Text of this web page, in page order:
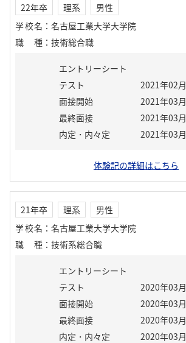
22年卒 理系
男性
学校名 ： 名古屋工業大学大学院
職種 ： 技術総合職
エントリーシート
テスト
2021年02月
面接開始
2021年03月
最終面接
2021年03月
内定・内々定
2021年03月
体験記の詳細はこちら
21年卒 理系
男性
学校名 ： 名古屋工業大学大学院
職種 ： 技術系総合職
エントリーシート
テスト
2020年03月
面接開始
2020年03月
最終面接
2020年03月
内定・内々定
2020年03月